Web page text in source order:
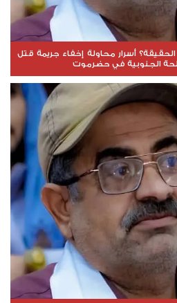
أسرار محاولة إخفاء جريمة قتل
الجنوبية في حضرموت